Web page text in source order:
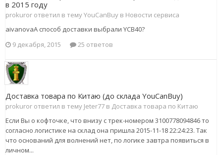
в 2015 году
prokuror ответил в тему YouCanBuy в Новости сервиса
aivanovaА способ доставки выбрали YCB40?
9 декабря, 2015
25 ответов
Доставка товара по Китаю (до склада YouCanBuy)
prokuror ответил в тему Jeter77 в Доставка товара по Китаю
Если Вы о кофточке, что внизу с трек-номером 3100778094846 то
согласно логистике на склад она пришла 2015-11-18 22:24:23. Так
что оснований для волнений нет, по логике завтра появиться в
личном...